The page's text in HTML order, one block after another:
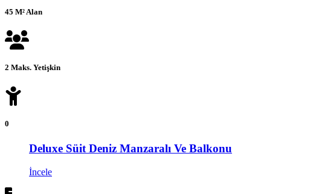
45 M² Alan
2 Maks. Yetişkin
0
Deluxe Süit Deniz Manzaralı Ve Balkonu
İncele